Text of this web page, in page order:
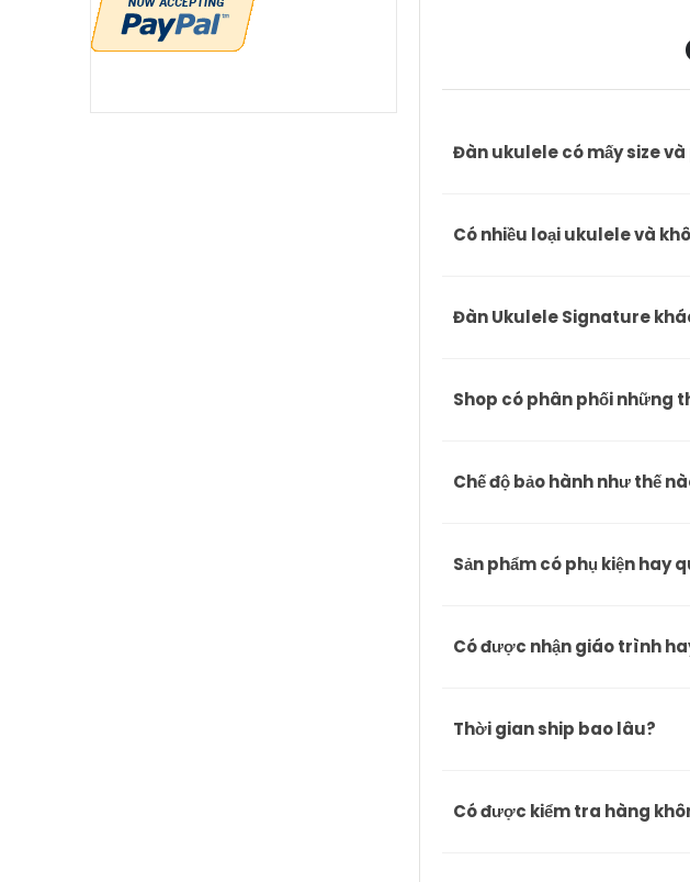
Đàn ukulele có mấy size
Có nhiều loại ukulele và
Đàn Ukulele Signature
Shop có phân phối những
Chế độ bảo hành như thế
Sản phẩm có phụ kiện hay
Có được nhận giáo trình
Thời gian ship bao lâu?
Có được kiểm tra hàng